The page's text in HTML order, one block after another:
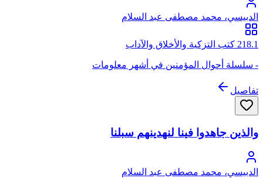
الدبيسي، محمد مصطفى عبد السلام
218.1 كتب التزكية والأخلاق والآداب
- سلسلة أحوال المؤمنين في أشهر معلومات
تفاصيل
والذين جاهدوا فينا لنهدينهم سبلنا
الدبيسي، محمد مصطفى عبد السلام